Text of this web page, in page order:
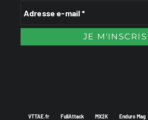
VTTAE.fr FullAttack MX2K Enduro Mag